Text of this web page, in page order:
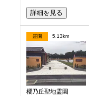
詳細を見る
霊園 5.13km
櫻乃丘聖地霊園